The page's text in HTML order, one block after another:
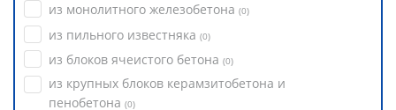
из монолитного железобетона (0)
из пильного известняка (0)
из блоков ячеистого бетона (0)
из крупных блоков керамзитобетона и
пенобетона (0)